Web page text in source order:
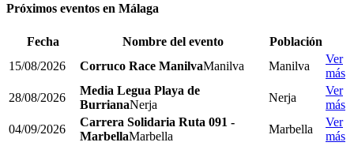
Próximos eventos en Málaga
Fecha Nombre del evento
Población
15/08/2026
Corruco Race ManilvaManilva Manilva
Ver
más
28/08/2026
Media Legua Playa de
BurrianaNerja
Nerja
Ver
más
04/09/2026
Carrera Solidaria Ruta 091 -
MarbellaMarbella
Marbella
Ver
más